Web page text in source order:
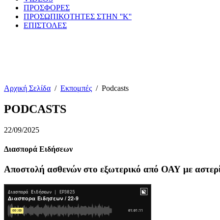
ΠΡΟΣΦΟΡΕΣ
ΠΡΟΣΩΠΙΚΟΤΗΤΕΣ ΣΤΗΝ ''Κ''
ΕΠΙΣΤΟΛΕΣ
Αρχική Σελίδα / Εκπομπές / Podcasts
PODCASTS
22/09/2025
Διασπορά Ειδήσεων
Αποστολή ασθενών στο εξωτερικό από ΟΑΥ με